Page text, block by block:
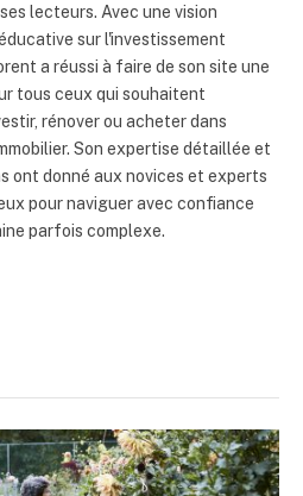
lecteurs. Avec une vision
sur l'investissement
a réussi à faire de son site une
tous ceux qui souhaitent
rénover ou acheter dans
Son expertise détaillée et
ont donné aux novices et experts
pour naviguer avec confiance
parfois complexe.